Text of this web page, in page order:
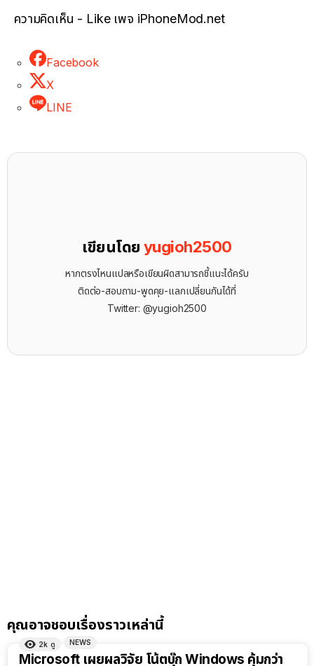
ความคิดเห็น - Like เพจ iPhoneMod.net
Facebook
X
LINE
เขียนโดยyugioh2500
หากตรงไหนแปลหรือเขียนผิดสามารถชี้แนะได้ครับ
ติดต่อ-สอบถาม-พูดคุย-แลกเปลี่ยนกันได้ที่
Twitter: @yugioh2500
คุณอาจชอบเรื่องราวเหล่านี้
2k ดู NEWS
Microsoft เผยผลวิจัย โน้ตบุ๊ก Windows คุ้มกว่า